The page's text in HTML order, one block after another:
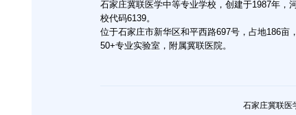
石家庄冀联医学中等专业学校，创建于1987年，
校代码6139。
位于石家庄市新华区和平西路697号，占地186亩
50+专业实验室，附属冀联医院。
石家庄冀联医